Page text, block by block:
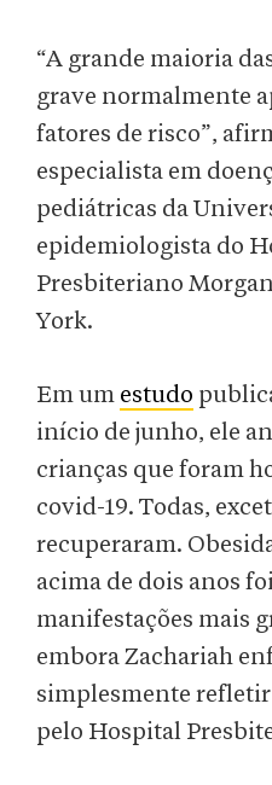
“A grande maioria
grave normalmente
fatores de risco”,
especialista em
pediátricas da
epidemiologista do
Presbiteriano
York.
Em um estudo
início de junho, ele
crianças que foram
covid-19. Todas,
recuperaram.
acima de dois anos
manifestações mais
embora Zachariah
simplesmente
pelo Hospital